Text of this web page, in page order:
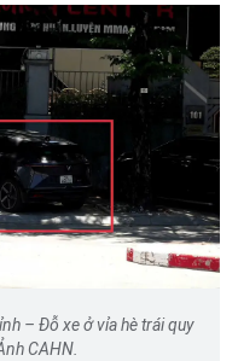
– Đỗ xe ở vỉa hè trái quy
CAHN.